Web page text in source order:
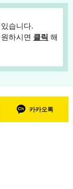
습니다.
하시면 클릭 해
카카오톡